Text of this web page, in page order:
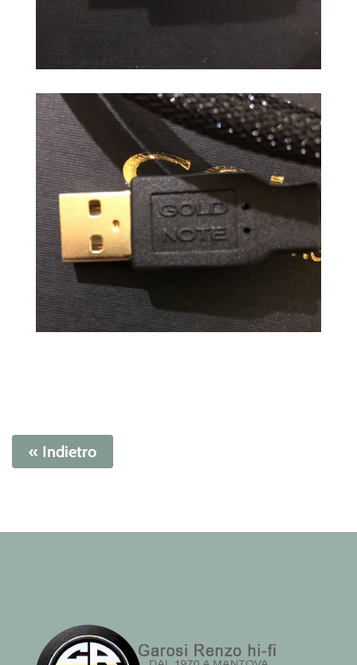
« Indietro